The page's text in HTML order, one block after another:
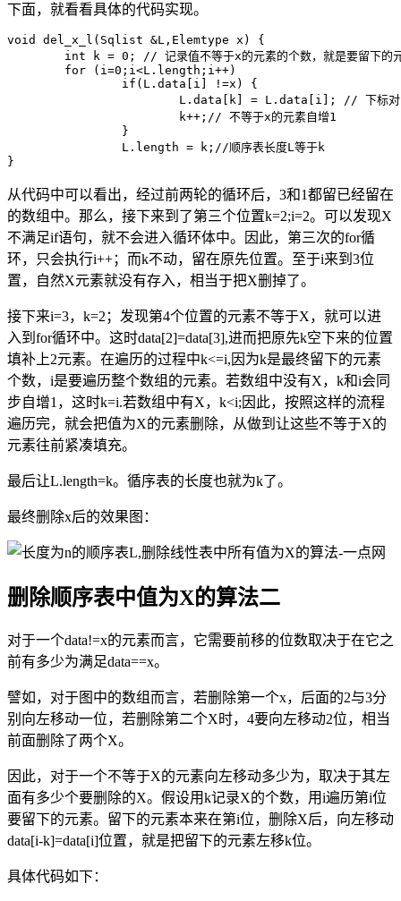
下面，就看看具体的代码实现。
void del_x_l(Sqlist &L,Elemtype x) {
从代码中可以看出，经过前两轮的循环后，3和1都留已经留在
的数组中。那么，接下来到了第三个位置k=2;i=2。可以发现X
不满足if语句，就不会进入循环体中。因此，第三次的for循
环，只会执行i++；而k不动，留在原先位置。至于i来到3位
置，自然X元素就没有存入，相当于把X删掉了。
接下来i=3，k=2；发现第4个位置的元素不等于X，就可以进
入到for循环中。这时data[2]=data[3],进而把原先k空下来的位置
填补上2元素。在遍历的过程中k<=i,因为k是最终留下的元素
个数，i是要遍历整个数组的元素。若数组中没有X，k和i会同
步自增1，这时k=i.若数组中有X，k<i;因此，按照这样的流程
遍历完，就会把值为X的元素删除，从做到让这些不等于X的
元素往前紧凑填充。
最后让L.length=k。循序表的长度也就为k了。
最终删除x后的效果图：
删除顺序表中值为X的算法二
对于一个data!=x的元素而言，它需要前移的位数取决于在它之
前有多少为满足data==x。
譬如，对于图中的数组而言，若删除第一个x，后面的2与3分
别向左移动一位，若删除第二个X时，4要向左移动2位，相当
前面删除了两个X。
因此，对于一个不等于X的元素向左移动多少为，取决于其左
面有多少个要删除的X。假设用k记录X的个数，用i遍历第i位
要留下的元素。留下的元素本来在第i位，删除X后，向左移动
data[i-k]=data[i]位置，就是把留下的元素左移k位。
具体代码如下：